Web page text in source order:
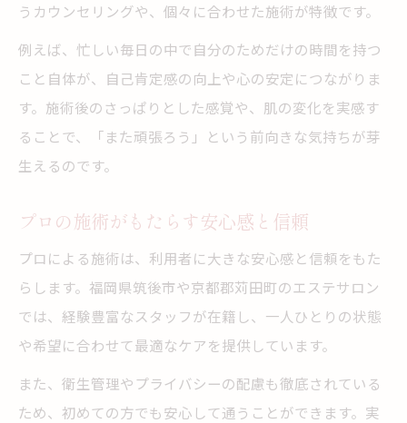
うカウンセリングや、個々に合わせた施術が特徴です。
例えば、忙しい毎日の中で自分のためだけの時間を持つ
こと自体が、自己肯定感の向上や心の安定につながりま
す。施術後のさっぱりとした感覚や、肌の変化を実感す
ることで、「また頑張ろう」という前向きな気持ちが芽
生えるのです。
プロの施術がもたらす安心感と信頼
プロによる施術は、利用者に大きな安心感と信頼をもた
らします。福岡県筑後市や京都郡苅田町のエステサロン
では、経験豊富なスタッフが在籍し、一人ひとりの状態
や希望に合わせて最適なケアを提供しています。
また、衛生管理やプライバシーの配慮も徹底されている
ため、初めての方でも安心して通うことができます。実